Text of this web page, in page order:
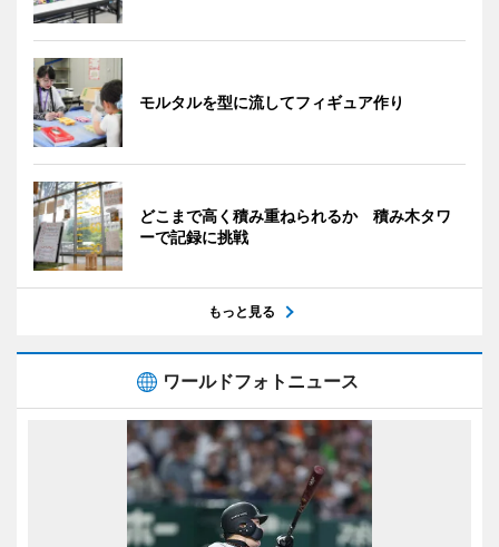
モルタルを型に流してフィギュア作り
どこまで高く積み重ねられるか 積み木タワ
ーで記録に挑戦
もっと見る
ワールドフォトニュース